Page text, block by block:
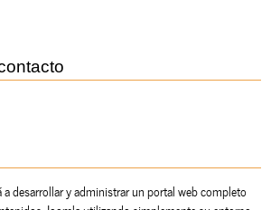
a desarrollar y administrar un portal web completo